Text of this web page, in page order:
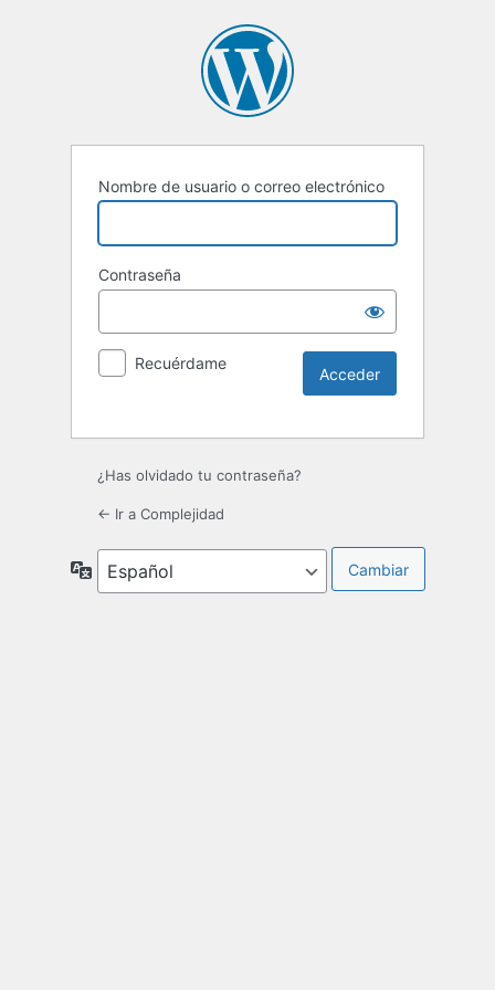
Nombre de usuario o correo electrónico
Contraseña
Recuérdame
¿Has olvidado tu contraseña?
← Ir a Complejidad
Idioma